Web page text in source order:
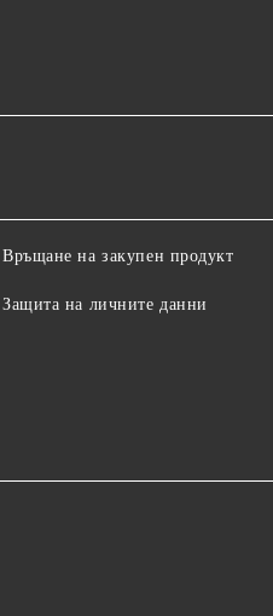
Връщане на закупен продукт
Защита на личните данни